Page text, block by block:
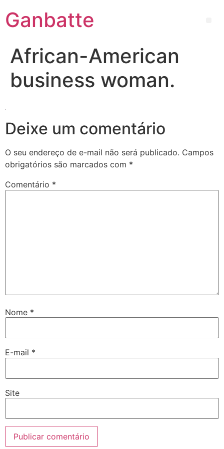
Ganbatte
African-American
business woman.
Deixe um comentário
O seu endereço de e-mail não será publicado. Campos
obrigatórios são marcados com *
Comentário *
Nome *
E-mail *
Site